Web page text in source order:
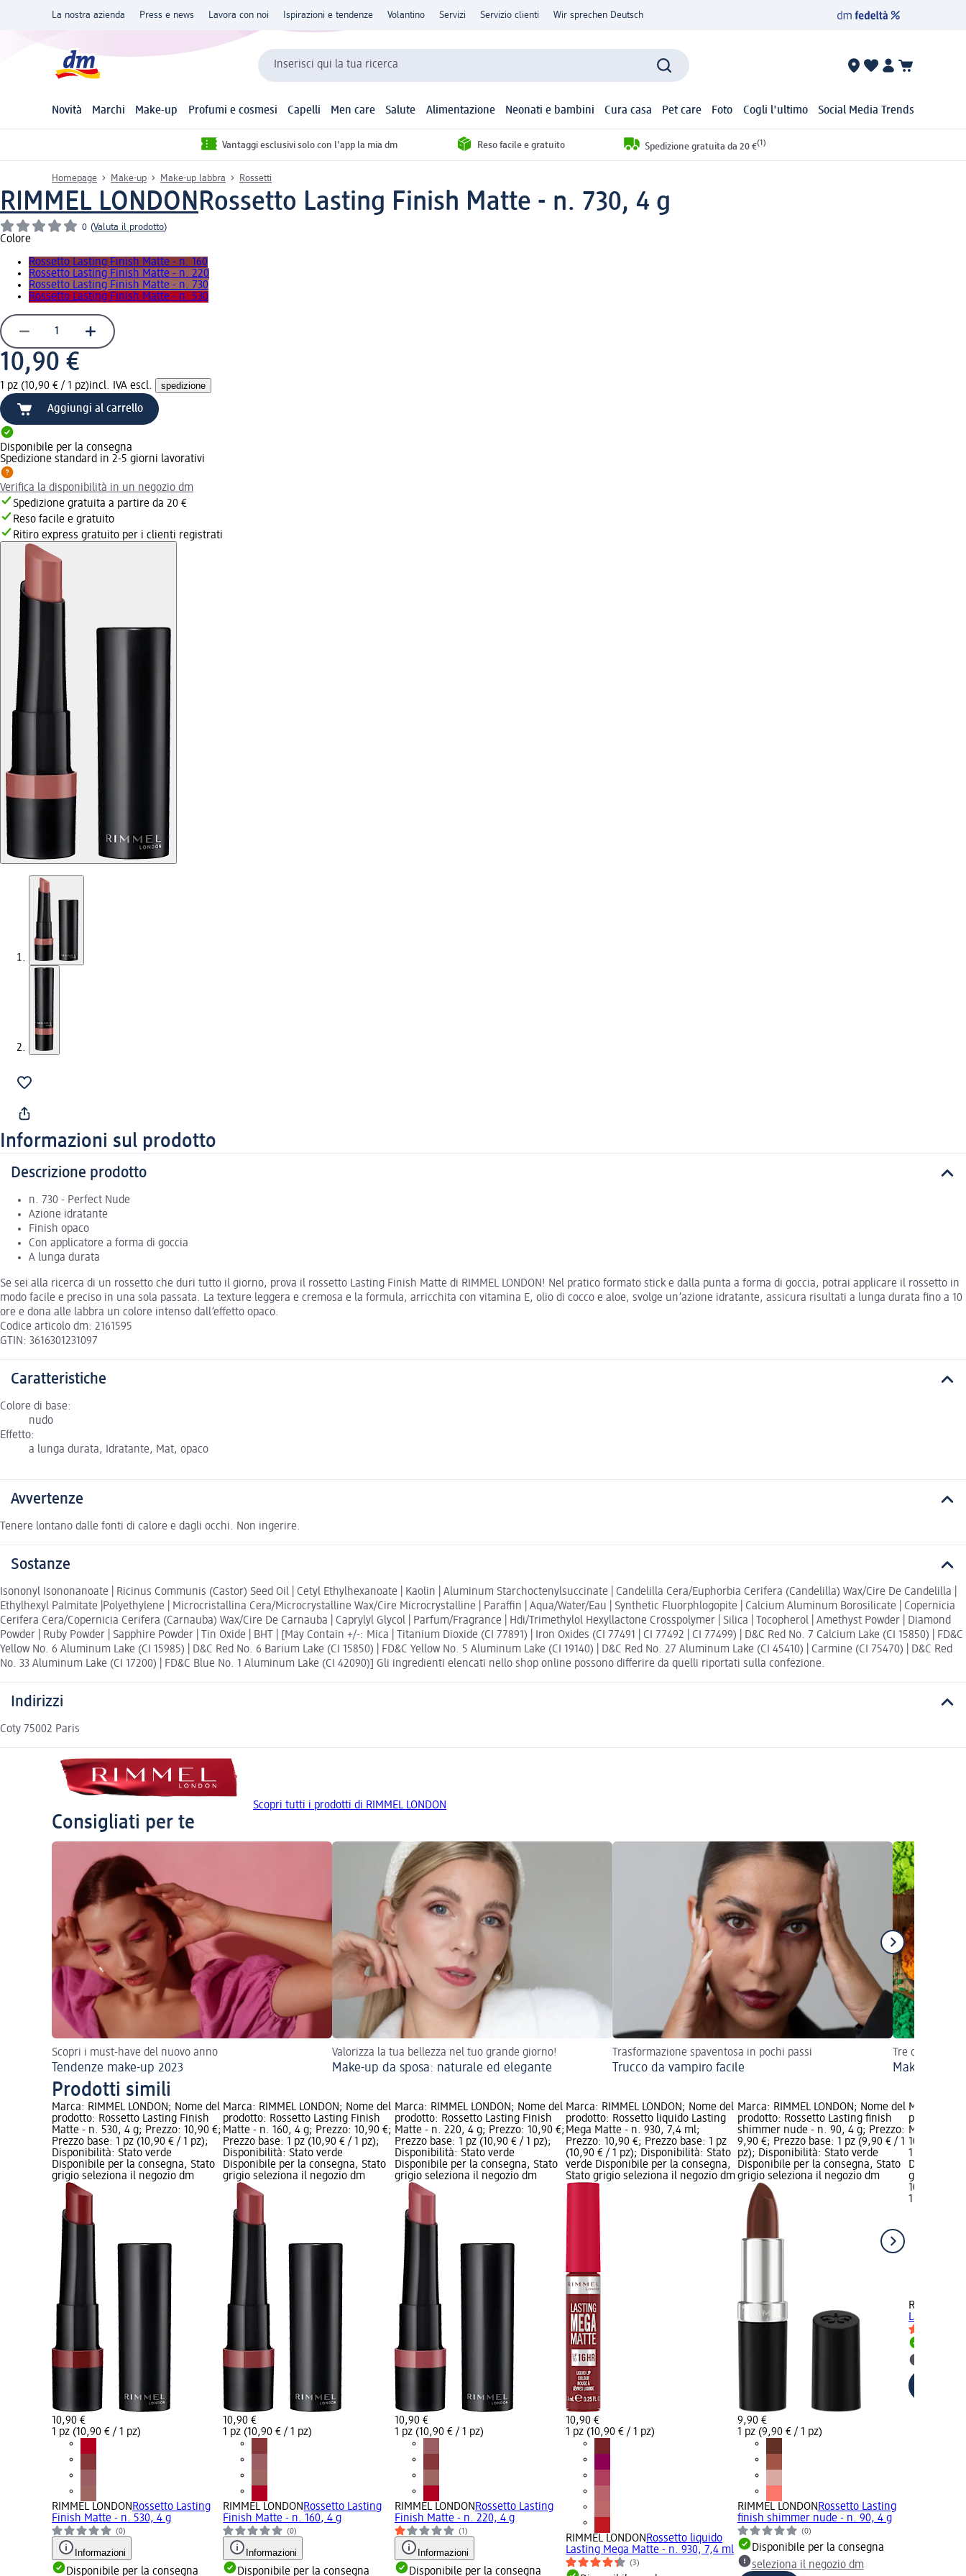
La nostra azienda Press e news Lavora con noi Ispirazioni e tendenze Volantino Servizi Servizio clienti Wir sprechen Deutsch
Inserisci qui la tua ricerca
Novità Marchi Make-up Profumi e cosmesi Capelli Men care Salute Alimentazione Neonati e bambini Cura casa Pet care Foto Cogli l'ultimo Social Media Trends
Vantaggi esclusivi solo con l'app la mia dm Reso facile e gratuito Spedizione gratuita da 20 €(1)
Homepage Make-up Make-up labbra Rossetti
RIMMEL LONDONRossetto Lasting Finish Matte - n. 730, 4 g
0 (Valuta il prodotto)
Colore
Rossetto Lasting Finish Matte - n. 160
Rossetto Lasting Finish Matte - n. 220
Rossetto Lasting Finish Matte - n. 730
Rossetto Lasting Finish Matte - n. 530
10,90 €
1 pz (10,90 € / 1 pz)incl. IVA escl. spedizione
Aggiungi al carrello
Disponibile per la consegna
Spedizione standard in 2-5 giorni lavorativi
Verifica la disponibilità in un negozio dm
Spedizione gratuita a partire da 20 €
Reso facile e gratuito
Ritiro express gratuito per i clienti registrati
Informazioni sul prodotto
Descrizione prodotto
n. 730 - Perfect Nude
Azione idratante
Finish opaco
Con applicatore a forma di goccia
A lunga durata
Se sei alla ricerca di un rossetto che duri tutto il giorno, prova il rossetto Lasting Finish Matte di RIMMEL LONDON! Nel pratico formato stick e dalla punta a forma di goccia, potrai applicare il rossetto in
modo facile e preciso in una sola passata. La texture leggera e cremosa e la formula, arricchita con vitamina E, olio di cocco e aloe, svolge un’azione idratante, assicura risultati a lunga durata fino a 10
ore e dona alle labbra un colore intenso dall’effetto opaco.
Codice articolo dm: 2161595
GTIN: 3616301231097
Caratteristiche
Colore di base:
nudo
Effetto:
a lunga durata, Idratante, Mat, opaco
Avvertenze
Tenere lontano dalle fonti di calore e dagli occhi. Non ingerire.
Sostanze
Isononyl Isononanoate | Ricinus Communis (Castor) Seed Oil | Cetyl Ethylhexanoate | Kaolin | Aluminum Starchoctenylsuccinate | Candelilla Cera/Euphorbia Cerifera (Candelilla) Wax/Cire De Candelilla |
Ethylhexyl Palmitate |Polyethylene | Microcristallina Cera/Microcrystalline Wax/Cire Microcrystalline | Paraffin | Aqua/Water/Eau | Synthetic Fluorphlogopite | Calcium Aluminum Borosilicate | Copernicia
Cerifera Cera/Copernicia Cerifera (Carnauba) Wax/Cire De Carnauba | Caprylyl Glycol | Parfum/Fragrance | Hdi/Trimethylol Hexyllactone Crosspolymer | Silica | Tocopherol | Amethyst Powder | Diamond
Powder | Ruby Powder | Sapphire Powder | Tin Oxide | BHT | [May Contain +/-: Mica | Titanium Dioxide (CI 77891) | Iron Oxides (CI 77491 | CI 77492 | CI 77499) | D&C Red No. 7 Calcium Lake (CI 15850) | FD&C
Yellow No. 6 Aluminum Lake (CI 15985) | D&C Red No. 6 Barium Lake (CI 15850) | FD&C Yellow No. 5 Aluminum Lake (CI 19140) | D&C Red No. 27 Aluminum Lake (CI 45410) | Carmine (CI 75470) | D&C Red
No. 33 Aluminum Lake (CI 17200) | FD&C Blue No. 1 Aluminum Lake (CI 42090)] Gli ingredienti elencati nello shop online possono differire da quelli riportati sulla confezione.
Indirizzi
Coty 75002 Paris
Scopri tutti i prodotti di RIMMEL LONDON
Consigliati per te
Scopri i must-have del nuovo anno
Tendenze make-up 2023
Valorizza la tua bellezza nel tuo grande giorno!
Make-up da sposa: naturale ed elegante
Trasformazione spaventosa in pochi passi
Trucco da vampiro facile
Tre consigli
Make-up
Prodotti simili
Marca: RIMMEL LONDON; Nome del
prodotto: Rossetto Lasting Finish
Matte - n. 530, 4 g; Prezzo: 10,90 €;
Prezzo base: 1 pz (10,90 € / 1 pz);
Disponibilità: Stato verde
Disponibile per la consegna, Stato
grigio seleziona il negozio dm
10,90 €
1 pz (10,90 € / 1 pz)
RIMMEL LONDON Rossetto Lasting
Finish Matte - n. 530, 4 g
(0)
Informazioni
Disponibile per la consegna
Marca: RIMMEL LONDON; Nome del
prodotto: Rossetto Lasting Finish
Matte - n. 160, 4 g; Prezzo: 10,90 €;
Prezzo base: 1 pz (10,90 € / 1 pz);
Disponibilità: Stato verde
Disponibile per la consegna, Stato
grigio seleziona il negozio dm
10,90 €
1 pz (10,90 € / 1 pz)
RIMMEL LONDON Rossetto Lasting
Finish Matte - n. 160, 4 g
(0)
Informazioni
Disponibile per la consegna
Marca: RIMMEL LONDON; Nome del
prodotto: Rossetto Lasting Finish
Matte - n. 220, 4 g; Prezzo: 10,90 €;
Prezzo base: 1 pz (10,90 € / 1 pz);
Disponibilità: Stato verde
Disponibile per la consegna, Stato
grigio seleziona il negozio dm
10,90 €
1 pz (10,90 € / 1 pz)
RIMMEL LONDON Rossetto Lasting
Finish Matte - n. 220, 4 g
(1)
Informazioni
Disponibile per la consegna
Marca: RIMMEL LONDON; Nome del
prodotto: Rossetto liquido Lasting
Mega Matte - n. 930, 7,4 ml;
Prezzo: 10,90 €; Prezzo base: 1 pz
(10,90 € / 1 pz); Disponibilità: Stato
verde Disponibile per la consegna,
Stato grigio seleziona il negozio dm
10,90 €
1 pz (10,90 € / 1 pz)
RIMMEL LONDON Rossetto liquido
Lasting Mega Matte - n. 930, 7,4 ml
(3)
Marca: RIMMEL LONDON; Nome del
prodotto: Rossetto Lasting finish
shimmer nude - n. 90, 4 g; Prezzo:
9,90 €; Prezzo base: 1 pz (9,90 € / 1
pz); Disponibilità: Stato verde
Disponibile per la consegna, Stato
grigio seleziona il negozio dm
9,90 €
1 pz (9,90 € / 1 pz)
RIMMEL LONDON Rossetto Lasting
finish shimmer nude - n. 90, 4 g
(0)
Disponibile per la consegna
seleziona il negozio dm
Marca:
prodotto:
Mega
10,90 €;
1 pz);
Disponibile
grigio
10,90 €
1 pz (10,90
RIMMEL
Lasting